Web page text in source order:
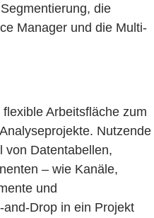
die
Manager und die Multi-
Arbeitsfläche zum
Nutzende
von Datentabellen,
– wie Kanäle,
und
Drop in ein Projekt